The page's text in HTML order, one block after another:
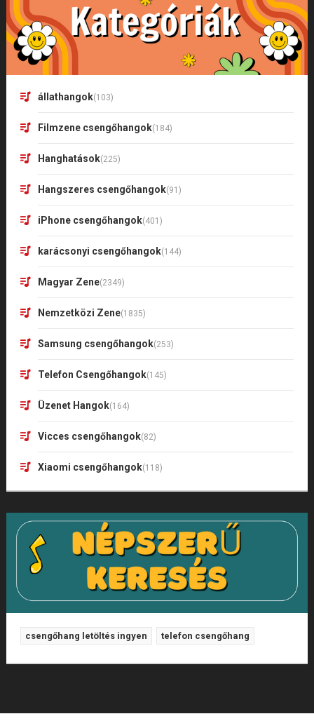
állathangok(103)
Filmzene csengőhangok(184)
Hanghatások(225)
Hangszeres csengőhangok(91)
iPhone csengőhangok(401)
karácsonyi csengőhangok(144)
Magyar Zene(2349)
Nemzetközi Zene(1835)
Samsung csengőhangok(253)
Telefon Csengőhangok(145)
Üzenet Hangok(164)
Vicces csengőhangok(82)
Xiaomi csengőhangok(118)
csengőhang letöltés ingyen telefon csengőhang